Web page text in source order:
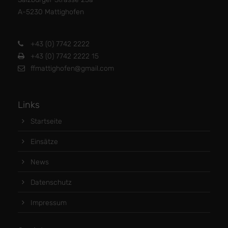
A-5230 Mattighofen
+43 (0) 7742 2222
+43 (0) 7742 2222 15
ffmattighofen@gmail.com
Links
Startseite
Einsätze
News
Datenschutz
Impressum